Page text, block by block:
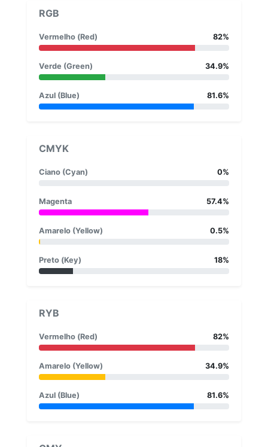
RGB
Vermelho (Red) 82%
Verde (Green) 34.9%
Azul (Blue) 81.6%
CMYK
Ciano (Cyan) 0%
Magenta 57.4%
Amarelo (Yellow) 0.5%
Preto (Key) 18%
RYB
Vermelho (Red) 82%
Amarelo (Yellow) 34.9%
Azul (Blue) 81.6%